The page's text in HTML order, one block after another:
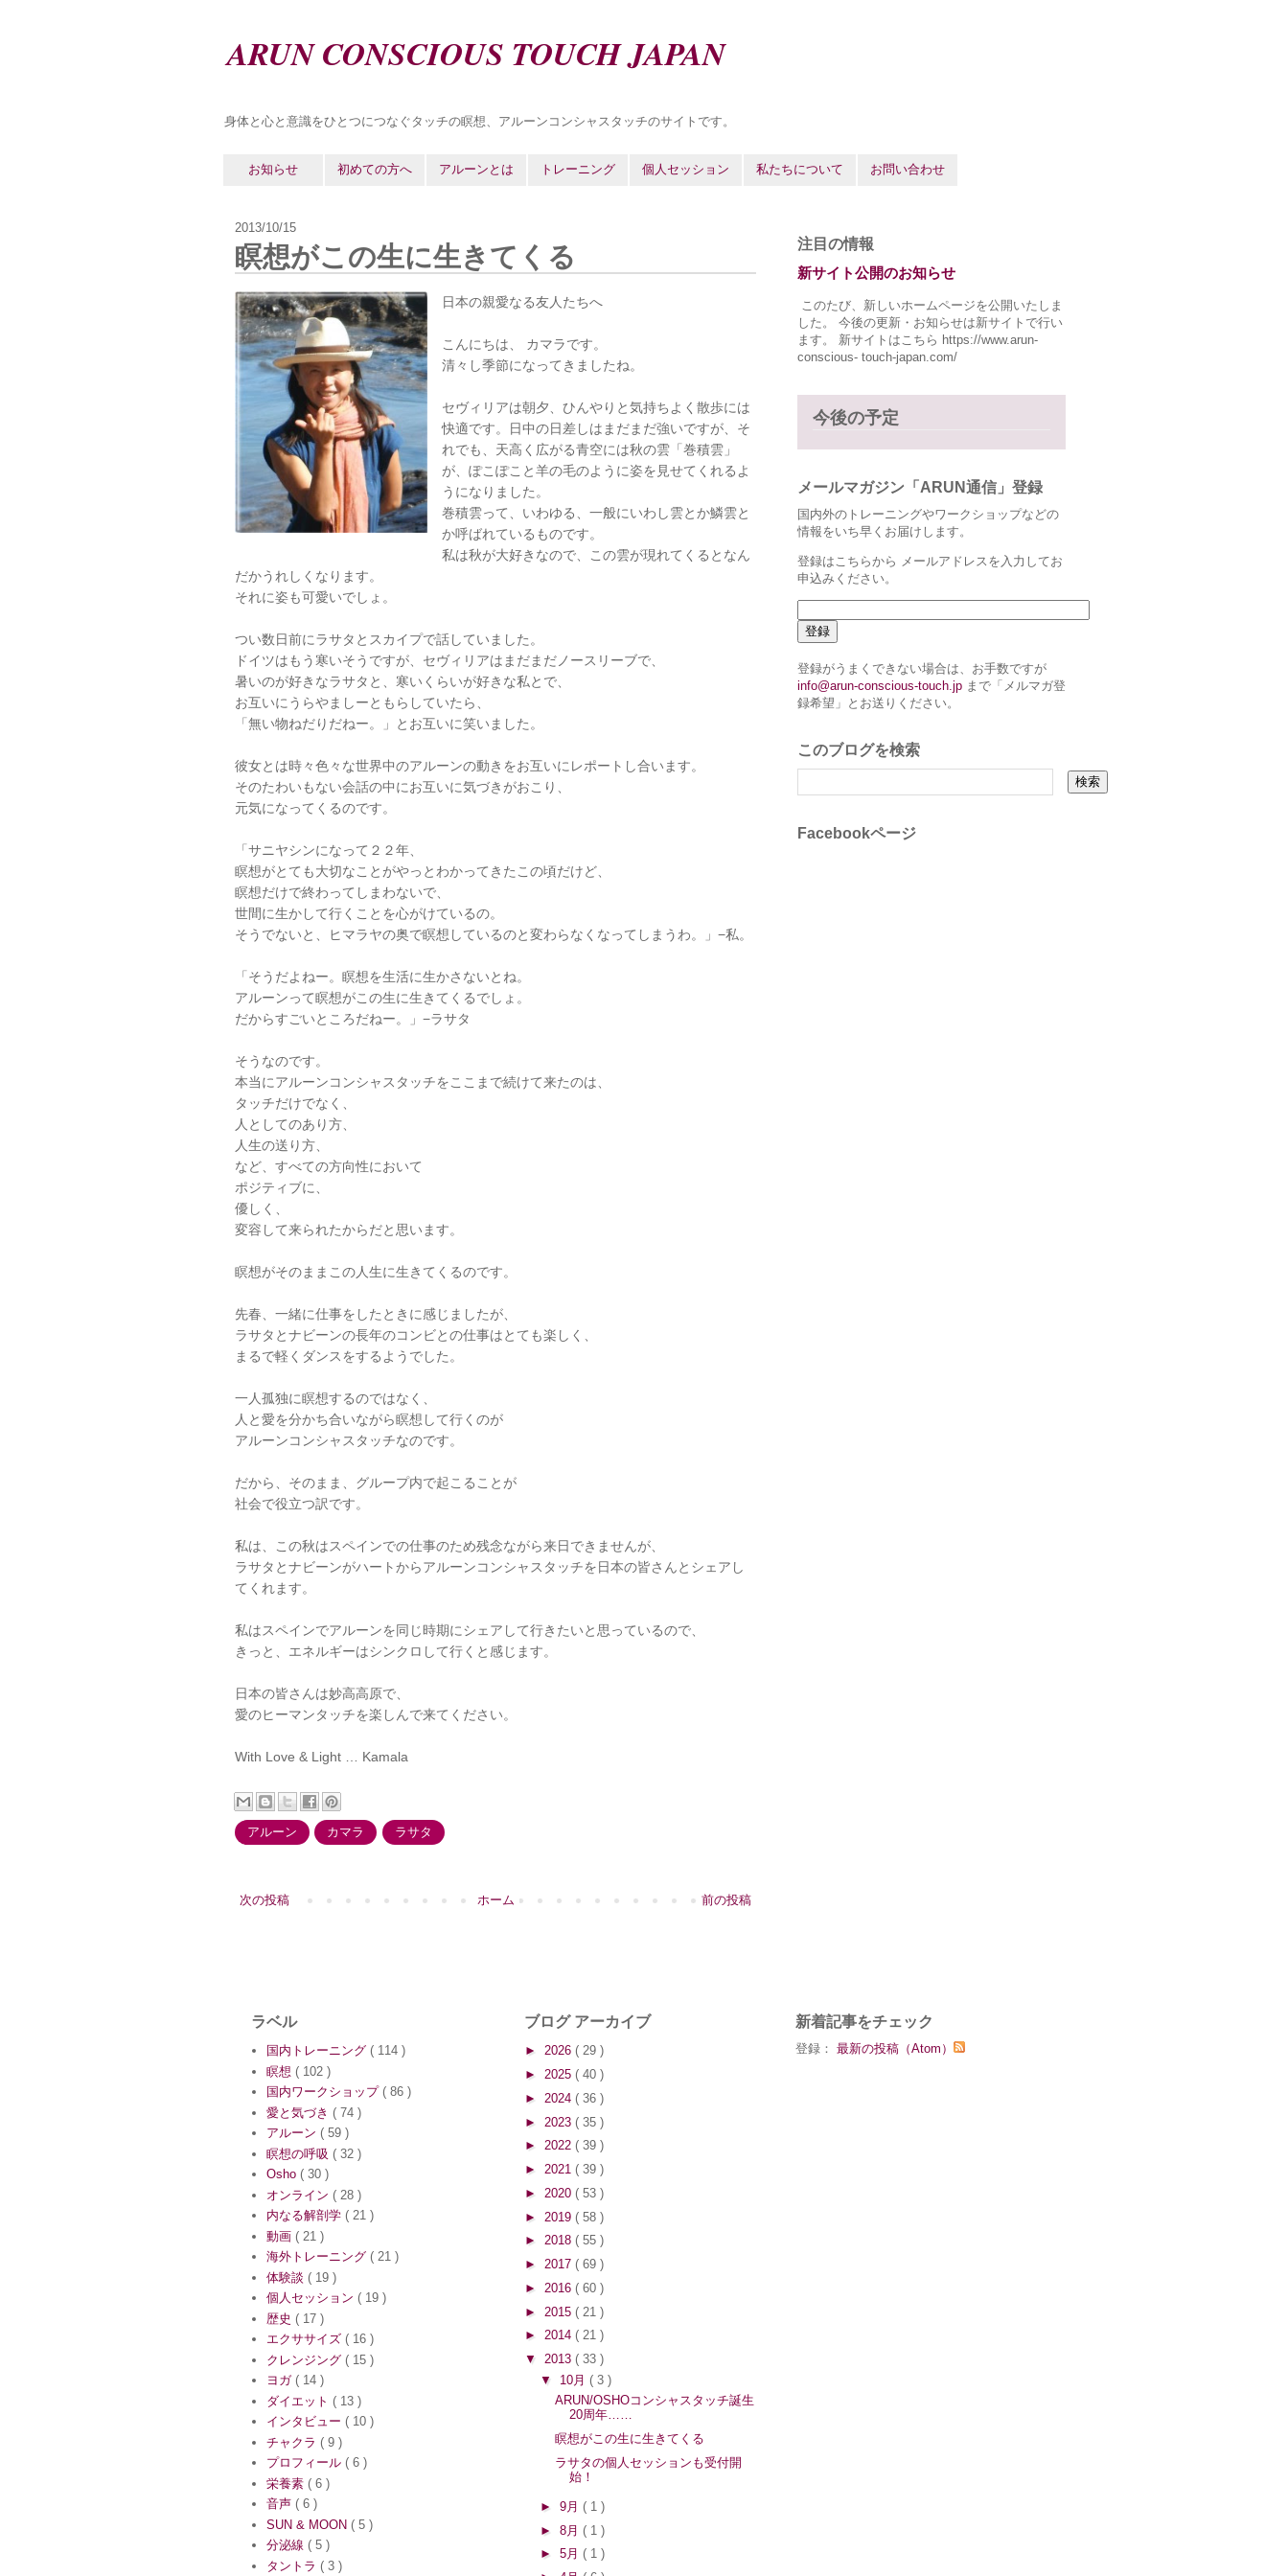
ARUN CONSCIOUS TOUCH JAPAN
身体と心と意識をひとつにつなぐタッチの瞑想、アルーンコンシャスタッチのサイトです。
お知らせ 初めての方へ アルーンとは トレーニング 個人セッション 私たちについて お問い合わせ
2013/10/15
瞑想がこの生に生きてくる
日本の親愛なる友人たちへ
こんにちは、 カマラです。
清々し季節になってきましたね。
セヴィリアは朝夕、ひんやりと気持ちよく散歩には
快適です。日中の日差しはまだまだ強いですが、そ
れでも、天高く広がる青空には秋の雲「巻積雲」
が、ぽこぽこと羊の毛のように姿を見せてくれるよ
うになりました。
巻積雲って、いわゆる、一般にいわし雲とか鱗雲と
か呼ばれているものです。
私は秋が大好きなので、この雲が現れてくるとなん
だかうれしくなります。
それに姿も可愛いでしょ。
つい数日前にラサタとスカイプで話していました。
ドイツはもう寒いそうですが、セヴィリアはまだまだノースリーブで、
暑いのが好きなラサタと、寒いくらいが好きな私とで、
お互いにうらやましーともらしていたら、
「無い物ねだりだねー。」とお互いに笑いました。
彼女とは時々色々な世界中のアルーンの動きをお互いにレポートし合います。
そのたわいもない会話の中にお互いに気づきがおこり、
元気になってくるのです。
「サニヤシンになって２２年、
瞑想がとても大切なことがやっとわかってきたこの頃だけど、
瞑想だけで終わってしまわないで、
世間に生かして行くことを心がけているの。
そうでないと、ヒマラヤの奥で瞑想しているのと変わらなくなってしまうわ。」−私。
「そうだよねー。瞑想を生活に生かさないとね。
アルーンって瞑想がこの生に生きてくるでしょ。
だからすごいところだねー。」−ラサタ
そうなのです。
本当にアルーンコンシャスタッチをここまで続けて来たのは、
タッチだけでなく、
人としてのあり方、
人生の送り方、
など、すべての方向性において
ポジティブに、
優しく、
変容して来られたからだと思います。
瞑想がそのままこの人生に生きてくるのです。
先春、一緒に仕事をしたときに感じましたが、
ラサタとナビーンの長年のコンビとの仕事はとても楽しく、
まるで軽くダンスをするようでした。
一人孤独に瞑想するのではなく、
人と愛を分かち合いながら瞑想して行くのが
アルーンコンシャスタッチなのです。
だから、そのまま、グループ内で起こることが
社会で役立つ訳です。
私は、この秋はスペインでの仕事のため残念ながら来日できませんが、
ラサタとナビーンがハートからアルーンコンシャスタッチを日本の皆さんとシェアし
てくれます。
私はスペインでアルーンを同じ時期にシェアして行きたいと思っているので、
きっと、エネルギーはシンクロして行くと感じます。
日本の皆さんは妙高高原で、
愛のヒーマンタッチを楽しんで来てください。
With Love & Light … Kamala
アルーン カマラ ラサタ
次の投稿 前の投稿
ホーム
注目の情報
新サイト公開のお知らせ
このたび、新しいホームページを公開いたしま
した。 今後の更新・お知らせは新サイトで行い
ます。 新サイトはこちら https://www.arun-
conscious- touch-japan.com/
今後の予定
メールマガジン「ARUN通信」登録
国内外のトレーニングやワークショップなどの
情報をいち早くお届けします。
登録はこちらから メールアドレスを入力してお
申込みください。
登録がうまくできない場合は、お手数ですが
info@arun-conscious-touch.jp まで「メルマガ登
録希望」とお送りください。
このブログを検索
Facebookページ
ラベル
国内トレーニング( 114 )
瞑想( 102 )
国内ワークショップ( 86 )
愛と気づき( 74 )
アルーン( 59 )
瞑想の呼吸( 32 )
Osho( 30 )
オンライン( 28 )
内なる解剖学( 21 )
動画( 21 )
海外トレーニング( 21 )
体験談( 19 )
個人セッション( 19 )
歴史( 17 )
エクササイズ( 16 )
クレンジング( 15 )
ヨガ( 14 )
ダイエット( 13 )
インタビュー( 10 )
チャクラ( 9 )
プロフィール( 6 )
栄養素( 6 )
音声( 6 )
SUN & MOON( 5 )
分泌線( 5 )
タントラ( 3 )
ブログ アーカイブ
► 2026 ( 29 )
► 2025 ( 40 )
► 2024 ( 36 )
► 2023 ( 35 )
► 2022 ( 39 )
► 2021 ( 39 )
► 2020 ( 53 )
► 2019 ( 58 )
► 2018 ( 55 )
► 2017 ( 69 )
► 2016 ( 60 )
► 2015 ( 21 )
► 2014 ( 21 )
▼ 2013 ( 33 )
▼ 10月 ( 3 )
ARUN/OSHOコンシャスタッチ誕生
20周年……
瞑想がこの生に生きてくる
ラサタの個人セッションも受付開
始！
► 9月 ( 1 )
► 8月 ( 1 )
► 5月 ( 1 )
新着記事をチェック
登録： 最新の投稿（Atom）